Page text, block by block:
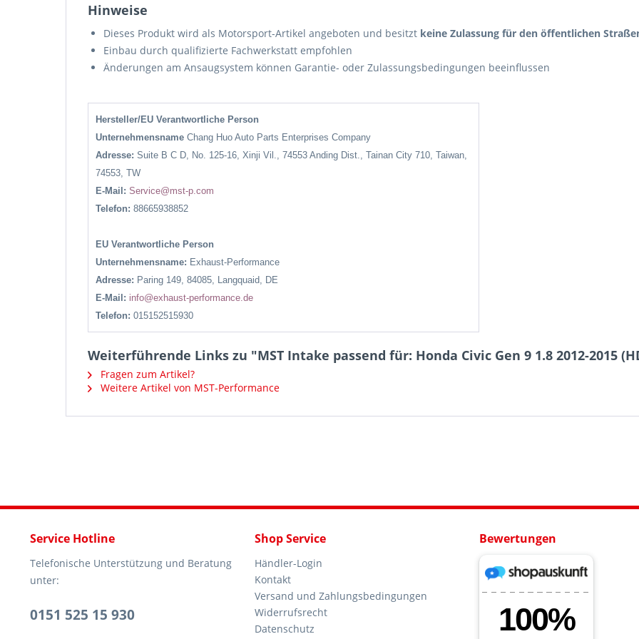
Hinweise
Dieses Produkt wird als Motorsport-Artikel angeboten und besitzt keine Zulassung für den öffentlichen
Einbau durch qualifizierte Fachwerkstatt empfohlen
Änderungen am Ansaugsystem können Garantie- oder Zulassungsbedingungen beeinflussen
Hersteller/EU Verantwortliche Person
Unternehmensname Chang Huo Auto Parts Enterprises Company
Adresse: Suite B C D, No. 125-16, Xinji Vil., 74553 Anding Dist., Tainan City 710, Taiwan,
74553, TW
E-Mail: Service@mst-p.com
Telefon: 88665938852
EU Verantwortliche Person
Unternehmensname: Exhaust-Performance
Adresse: Paring 149, 84085, Langquaid, DE
E-Mail: info@exhaust-performance.de
Telefon: 015152515930
Weiterführende Links zu "MST Intake passend für: Honda Civic Gen 9 1.8 2012-2015
Fragen zum Artikel?
Weitere Artikel von MST-Performance
Service Hotline
Telefonische Unterstützung und Beratung
unter:
0151 525 15 930
Shop Service
Händler-Login
Kontakt
Versand und Zahlungsbedingungen
Widerrufsrecht
Datenschutz
Bewertungen